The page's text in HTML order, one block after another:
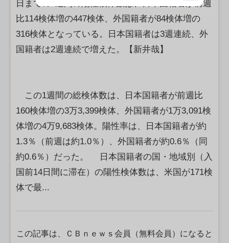
日までの1週間の陽性検体数は、日本国籍者が前週
比114検体増の447検体、外国籍者が84検体増の
316検体となっている。日本国籍者は3週連続、外
国籍者は2週連続で増えた。【新井哉】
この1週間の総検体数は、日本国籍者が前週比
160検体増の3万3,399検体、外国籍者が1万3,091検
体増の4万9,683検体。陽性率は、日本国籍者が約
1.3％（前週は約1.0％）、外国籍者が約0.6％（同
約0.6％）だった。 日本国籍者の国・地域別（入
国前14日間に滞在）の陽性検体数は、米国が171検
体で最...
この記事は、ＣＢｎｅｗｓ会員（無料会員）になると